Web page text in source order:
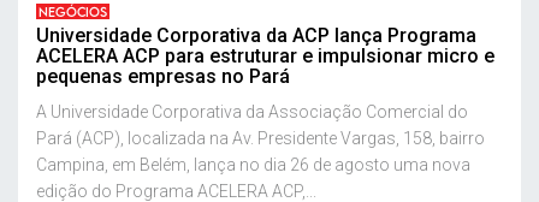
NEGÓCIOS
Universidade Corporativa da ACP lança Programa
ACELERA ACP para estruturar e impulsionar micro e
pequenas empresas no Pará
A Universidade Corporativa da Associação Comercial do
Pará (ACP), localizada na Av. Presidente Vargas, 158, bairro
Campina, em Belém, lança no dia 26 de agosto uma nova
edição do Programa ACELERA ACP,...